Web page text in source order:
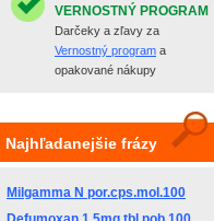
VERNOSTNÝ PROGRAM
Darčeky a zľavy za
Vernostný program a
opakované nákupy
Najhľadanejšie frázy
Milgamma N por.cps.mol.100